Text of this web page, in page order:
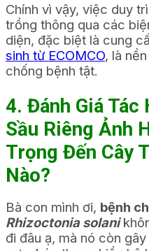
Chính vì vậy, việc duy
trồng thông qua các
diện, đặc biệt là cung
sinh từ ECOMCO, là
chống bệnh tật.
4. Đánh Giá Tác
Sầu Riêng Ảnh
Trọng Đến Cây
Nào?
Bà con mình ơi, bệnh
Rhizoctonia solani
đi đâu ạ, mà nó còn